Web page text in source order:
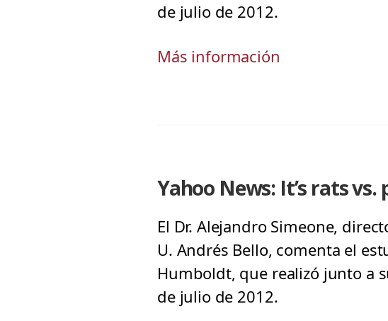
de julio de 2012.
Más información
Yahoo News: It’s rats
El Dr. Alejandro Simeone,
U. Andrés Bello, comenta el
Humboldt, que realizó junto a
de julio de 2012.